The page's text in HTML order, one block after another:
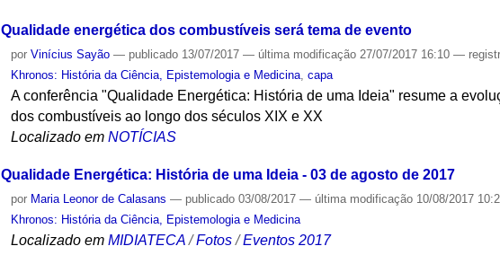
Qualidade energética dos combustíveis será tema de evento
porVinícius Sayão — publicado 13/07/2017— última modificação 27/07/2017 16:10—
Khronos: História da Ciência, Epistemologia e Medicina ,capa
A conferência "Qualidade Energética: História de uma Ideia" resume a
dos combustíveis ao longo dos séculos XIX e XX
Localizado em NOTÍCIAS
Qualidade Energética: História de uma Ideia - 03 de agosto de 2017
por Maria Leonor de Calasans — publicado 03/08/2017— última modificação 10/08/2017
Khronos: História da Ciência, Epistemologia e Medicina
Localizado em MIDIATECA /Fotos /Eventos 2017